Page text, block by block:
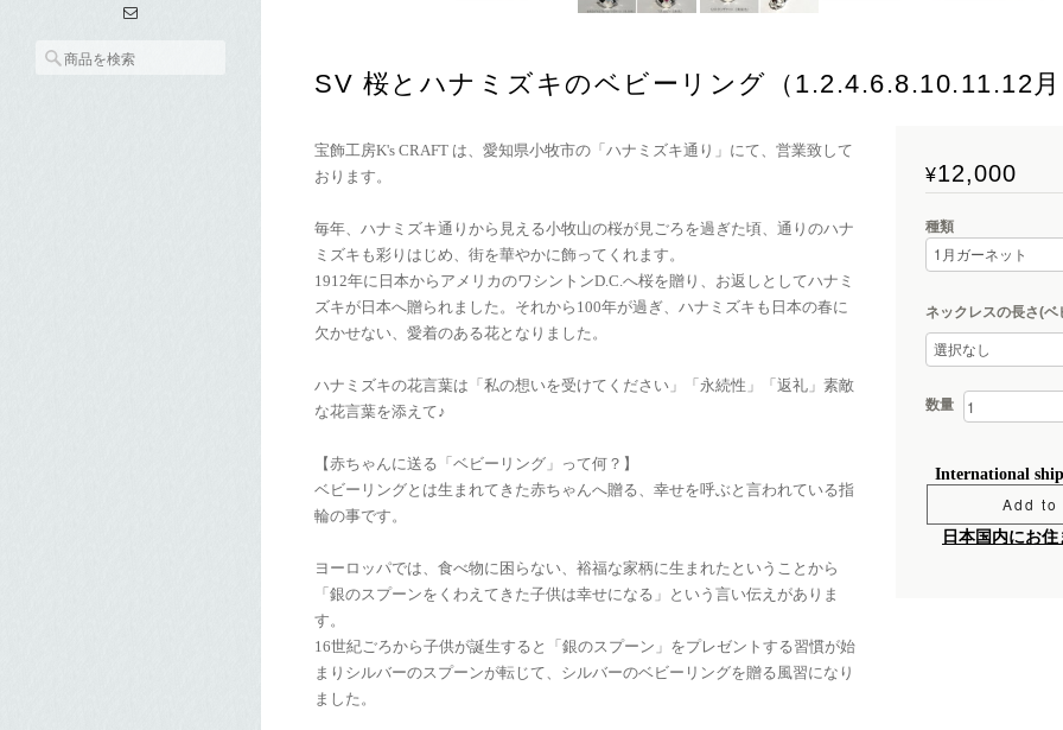
SV 桜とハナミズキのベビーリング（1.2.4.6.8.10.11.12
宝飾工房K's CRAFT は、愛知県小牧市の「ハナミズキ通り」にて、営業致して
おります。
毎年、ハナミズキ通りから見える小牧山の桜が見ごろを過ぎた頃、通りのハナ
ミズキも彩りはじめ、街を華やかに飾ってくれます。
1912年に日本からアメリカのワシントンD.C.へ桜を贈り、お返しとしてハナミ
ズキが日本へ贈られました。それから100年が過ぎ、ハナミズキも日本の春に
欠かせない、愛着のある花となりました。
ハナミズキの花言葉は「私の想いを受けてください」「永続性」「返礼」素敵
な花言葉を添えて♪
【赤ちゃんに送る「ベビーリング」って何？】
ベビーリングとは生まれてきた赤ちゃんへ贈る、幸せを呼ぶと言われている指
輪の事です。
ヨーロッパでは、食べ物に困らない、裕福な家柄に生まれたということから
「銀のスプーンをくわえてきた子供は幸せになる」という言い伝えがありま
す。
16世紀ごろから子供が誕生すると「銀のスプーン」をプレゼントする習慣が始
まりシルバーのスプーンが転じて、シルバーのベビーリングを贈る風習になり
ました。
¥12,000
種類
ネックレスの長さ(ベ
数量
International
Add
日本国内にお